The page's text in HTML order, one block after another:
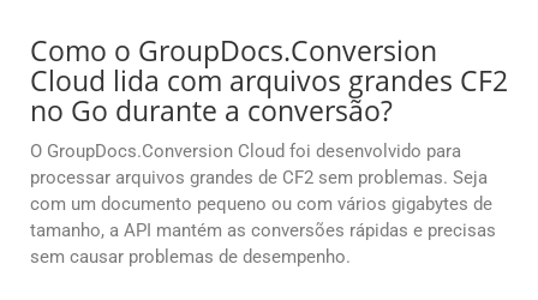
Como o GroupDocs.Conversion
Cloud lida com arquivos grandes CF2
no Go durante a conversão?
O GroupDocs.Conversion Cloud foi desenvolvido para
processar arquivos grandes de CF2 sem problemas. Seja
com um documento pequeno ou com vários gigabytes de
tamanho, a API mantém as conversões rápidas e precisas
sem causar problemas de desempenho.